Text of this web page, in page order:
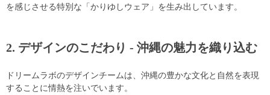
を感じさせる特別な「かりゆしウェア」を生み出しています。
2. デザインのこだわり - 沖縄の魅力を織り込む
ドリームラボのデザインチームは、沖縄の豊かな文化と自然を表現
することに情熱を注いでいます。